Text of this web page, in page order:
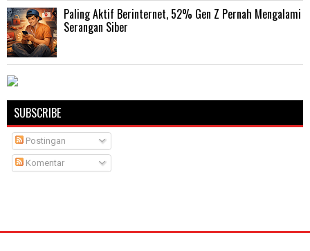
Paling Aktif Berinternet, 52% Gen Z Pernah Mengalami
Serangan Siber
SUBSCRIBE
Postingan
Komentar